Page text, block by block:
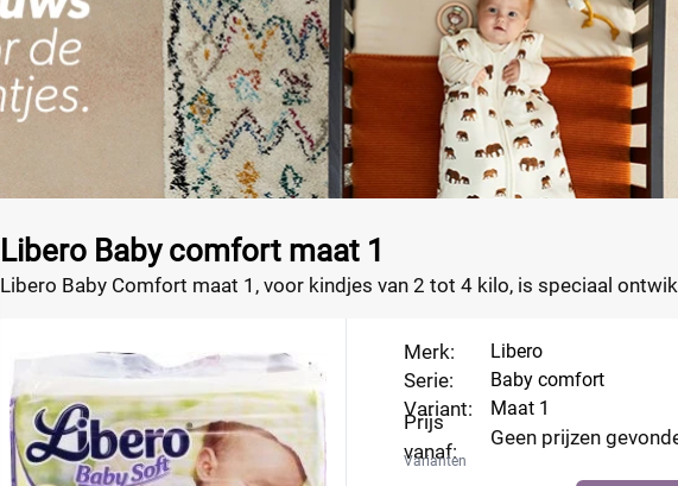
Libero Baby comfort maat 1
Libero Baby Comfort maat 1, voor kindjes van 2 tot 4 kilo, is speciaal
comfort van je pasgeboren baby. Vergelijk de prijs per luier en vind de beste
Merk:
Serie:
Variant:
Prijs
vanaf:
Libero
Baby comfort
Maat 1
Geen prijzen
Varianten